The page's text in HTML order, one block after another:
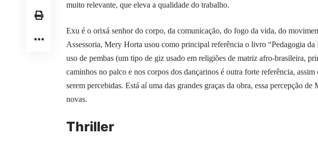
muito relevante, que eleva a qualidade do trabalho.
Exu é o orixá senhor do corpo, da comunicação, do fogo da vida, do
Assessoria, Mery Horta usou como principal referência o livro “Pedagogia
uso de pembas (um tipo de giz usado em religiões de matriz afro-brasileira,
caminhos no palco e nos corpos dos dançarinos é outra forte referência, assim
serem percebidas. Está aí uma das grandes graças da obra, essa percepção
novas.
Thriller